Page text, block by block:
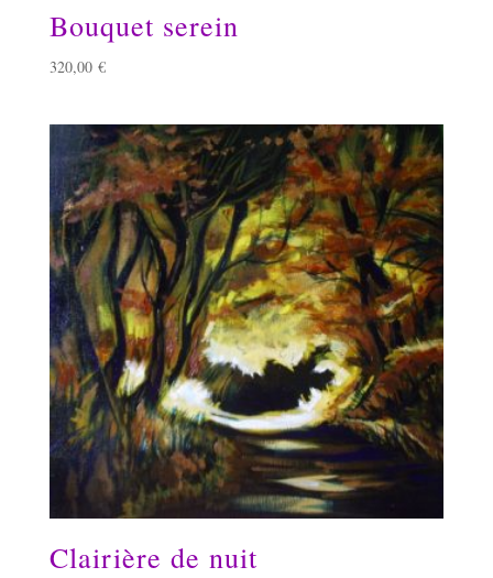
Bouquet serein
320,00 €
Clairière de nuit